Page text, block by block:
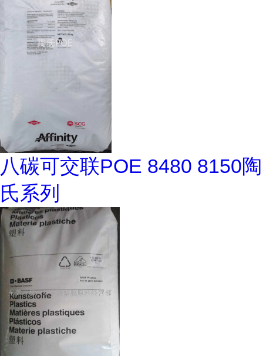
八碳可交联POE 8480 8150陶
氏系列